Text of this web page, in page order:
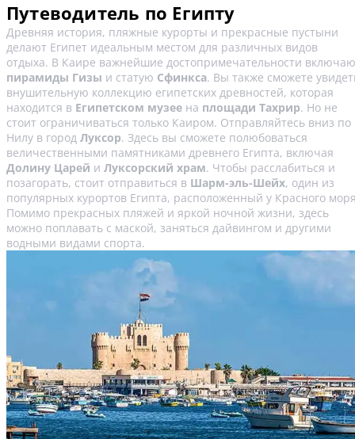
Путеводитель по Египту
Древняя история, пляжные курорты и прекрасные пустыни
делают Египет идеальным местом для различных видов
отдыха. В Каире важнейшие достопримечательности
пирамиды Гизы и статую Сфинкса. Вы также сможете
внушительную коллекцию египетских древностей, которая
находится в Египетском музее на площади Тахрир. Но не
стоит ограничиваться только Каиром. Отправляйтесь вниз по
Нилу в город Луксор. Здесь вы сможете полюбоваться
величественными памятниками древнего Египта, включая
Долину Царей и Луксорский храм. Чтобы расслабиться и
позагорать, стоит отправиться в Шарм-эль-Шейх, один из
популярных курортов Египта, расположенный у Красного
Помимо прекрасных пляжей и яркой ночной жизни, здесь
можно поплавать с маской, заняться дайвингом и другими
водными видами спорта.